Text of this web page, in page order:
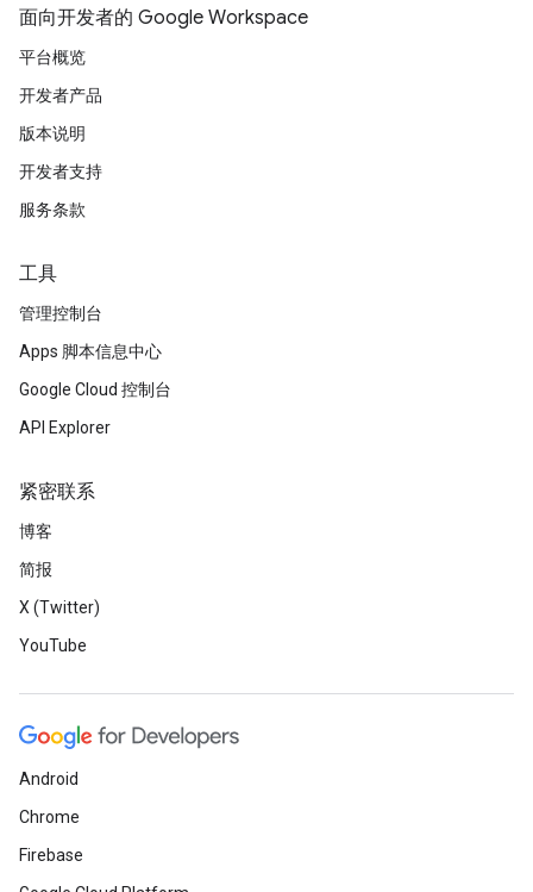
面向开发者的 Google Workspace
平台概览
开发者产品
版本说明
开发者支持
服务条款
工具
管理控制台
Apps 脚本信息中心
Google Cloud 控制台
API Explorer
紧密联系
博客
简报
X (Twitter)
YouTube
Android
Chrome
Firebase